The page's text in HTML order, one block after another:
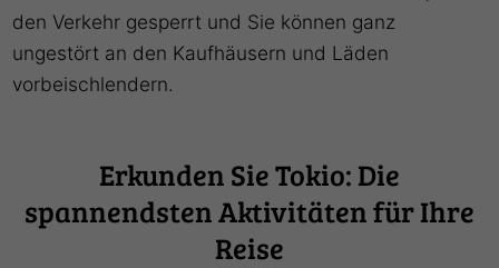
den Verkehr gesperrt und Sie können ganz
ungestört an den Kaufhäusern und Läden
vorbeischlendern.
Erkunden Sie Tokio: Die
spannendsten Aktivitäten für Ihre
Reise